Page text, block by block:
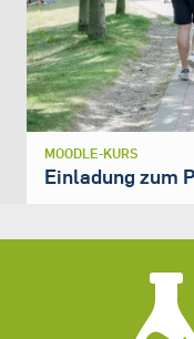
MOODLE-KURS
Einladung zum